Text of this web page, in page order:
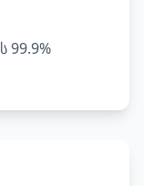
99.9%